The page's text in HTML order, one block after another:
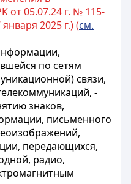
от 05.07.24 г. № 115-
2025 г.) (см.
по сетям
связи,
-
знаков,
письменного
передающихся,
, радио,